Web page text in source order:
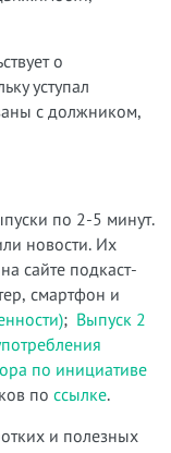
о
уступал
с должником,
по 2-5 минут.
новости. Их
сайте подкаст-
смартфон и
; Выпуск 2
по инициативе
по ссылке.
и полезных